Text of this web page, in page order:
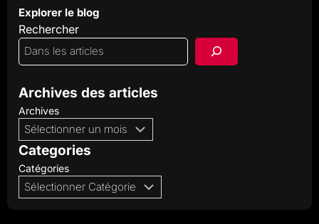
UNE
BANDE
SONORE
CRÉATIVE
NORMÉE
Explorer le blog
Rechercher
Archives des articles
Archives
Categories
Catégories